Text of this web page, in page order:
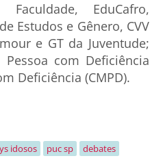
EduCafro,
Estudos e Gênero, CVV
e GT da Juventude;
com Deficiência
Deficiência (CMPD).
idosos puc sp debates